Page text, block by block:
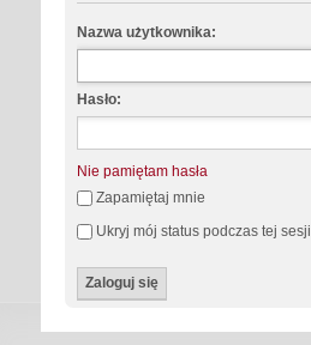
Nazwa użytkownika:
Hasło:
Nie pamiętam hasła
Zapamiętaj mnie
Ukryj mój status podczas tej sesji